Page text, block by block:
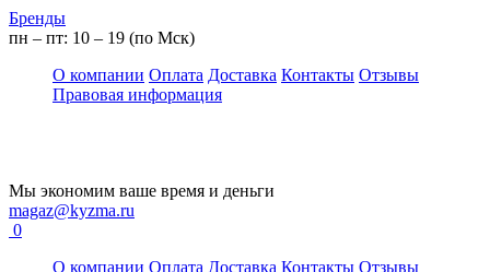
Бренды
пн – пт: 10 – 19 (по Мск)
О компании Оплата Доставка Контакты Отзывы
Правовая информация
Мы экономим ваше время и деньги
magaz@kyzma.ru
0
О компании Оплата Доставка Контакты Отзывы